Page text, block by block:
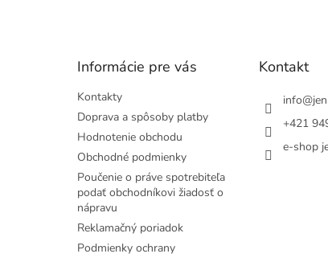
Informácie pre vás
Kontakty
Doprava a spôsoby platby
Hodnotenie obchodu
Obchodné podmienky
Poučenie o práve spotrebiteľa
podať obchodníkovi žiadosť o
nápravu
Reklamačný poriadok
Podmienky ochrany
Kontakt
info@
+421
e-shop